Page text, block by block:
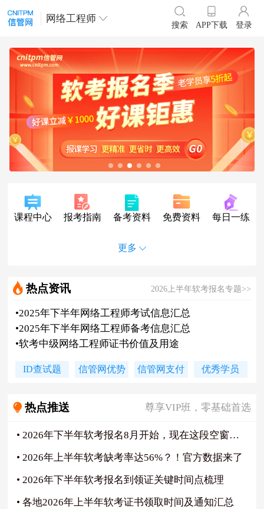
网络工程师
搜索 APP下载 登录
课程中心 报考指南 备考资料 免费资料 每日一练
更多
热点资讯 2026上半年软考报名专题>>
•2025年下半年网络工程师备考信息汇总
•软考网络工程师考试通过率/难度
•信管网2026年上半年网络工程师课程
•2026年下半年网络工程师课程计划表
信管网网络工程师畅学班
软考中级网络工程师试题刷题中心
• 网络工程师每日一练、章节练习
•2026年上半年网络工程师领证时间
•2026年上半年网络工程师合格标准
ID查试题 信管网优势 信管网支付 优秀学员
热点推送
尊享VIP班，零基础首选
尊享VIP班，零基础首选
历年高频考点汇总
• 2026年下半年软考报名8月开始，现在这段空窗期能干什么？
• 2026年上半年软考缺考率达56%？！官方数据来了
• 2026年下半年软考报名到领证关键时间点梳理
• 各地2026年上半年软考证书领取时间及通知汇总